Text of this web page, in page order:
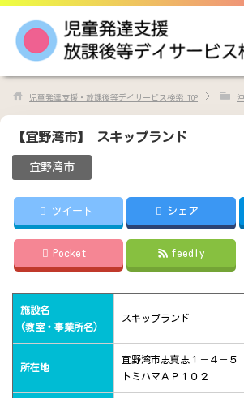
児童発達支援・放課後等デイサービス検索 TOP
【宜野湾市】 スキップランド
宜野湾市
ツイート シェア
Pocket feedly
施設名
(教室・事業所名)
スキップランド
所在地
宜野湾市志真志１－４－５
トミハマＡＰ１０２